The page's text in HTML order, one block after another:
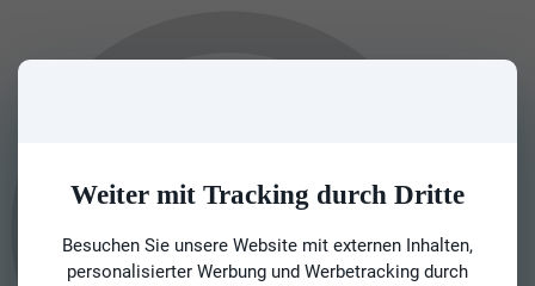
Weiter mit Tracking durch Dritte
Besuchen Sie unsere Website mit externen Inhalten,
personalisierter Werbung und Werbetracking durch